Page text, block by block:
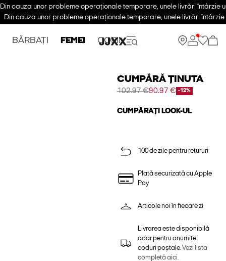
Din cauza unor probleme operaționale temporare, unele livrări întârzie
Din cauza unor probleme operaționale temporare, unele livrări
BĂRBAȚI FEMEI COPII
CUMPĂRĂ ȚINUTA
102.97 €90.97 € -12%
CUMPĂRAȚI LOOK-UL
100 de zile pentru retururi
Plată securizată cu Apple
Pay
Articole noi în fiecare zi
Livrarea este disponibilă
doar pentru anumite
coduri poștale.Vezi lista
completă aici.